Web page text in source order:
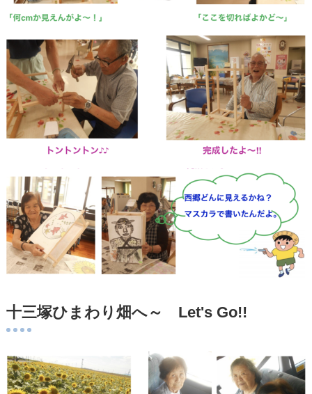
十三塚ひまわり畑へ～ Let's Go!!